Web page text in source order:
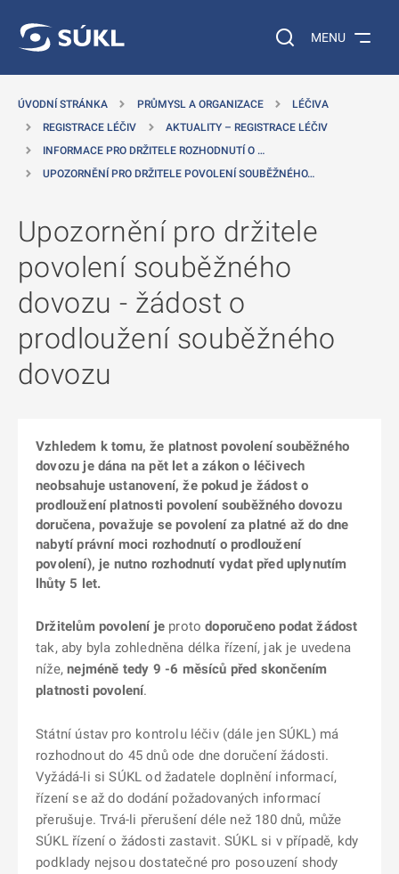
Vyhledávání na
MENU
ÚVODNÍ STRÁNKA PRŮMYSL A ORGANIZACE
LÉČIVA
REGISTRACE LÉČIV
AKTUALITY – REGISTRACE LÉČIV
INFORMACE PRO DRŽITELE ROZHODNUTÍ O …
UPOZORNĚNÍ PRO DRŽITELE POVOLENÍ SOUBĚŽNÉHO…
Upozornění pro držitele
povolení souběžného
dovozu - žádost o
prodloužení souběžného
dovozu
Vzhledem k tomu, že platnost povolení souběžného
dovozu je dána na pět let a zákon o léčivech
neobsahuje ustanovení, že pokud je žádost o
prodloužení platnosti povolení souběžného dovozu
doručena, považuje se povolení za platné až do dne
nabytí právní moci rozhodnutí o prodloužení
povolení), je nutno rozhodnutí vydat před uplynutím
lhůty 5 let.
Držitelům povolení jeprotodoporučeno podat žádost
tak, aby byla zohledněna délka řízení, jak je uvedena
níže,nejméně tedy 9 -6 měsíců před skončením
platnosti povolení.
Státní ústav pro kontrolu léčiv (dále jen SÚKL) má
rozhodnout do 45 dnů ode dne doručení žádosti.
Vyžádá-li si SÚKL od žadatele doplnění informací,
řízení se až do dodání požadovaných informací
přerušuje. Trvá-li přerušení déle než 180 dnů, může
SÚKL řízení o žádosti zastavit. SÚKL si v případě, kdy
podklady nejsou dostatečné pro posouzení shody